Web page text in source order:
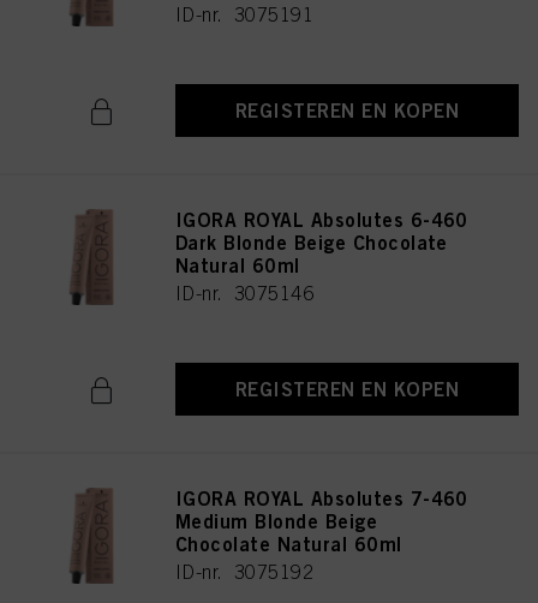
ID-nr. 3075191
REGISTEREN EN KOPEN
IGORA ROYAL Absolutes 6-460
Dark Blonde Beige Chocolate
Natural 60ml
ID-nr. 3075146
REGISTEREN EN KOPEN
IGORA ROYAL Absolutes 7-460
Medium Blonde Beige
Chocolate Natural 60ml
ID-nr. 3075192